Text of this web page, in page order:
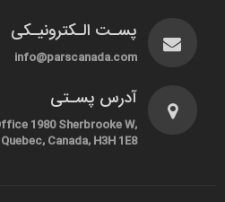
پسـت الـکترونیـکی
info@parscanada.com
آدرس پسـتی
1980 Sherbrooke W,
Canada, H3H 1E8